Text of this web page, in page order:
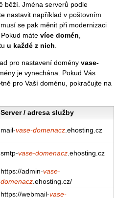
běží. Jména serverů podle
nastavit například v poštovním
se pak měnit při modernizaci
máte více domén
u každé z nich
pro nastavení domény vase-
je vynechána. Pokud Vás
pro Vaší doménu, pokračujte na
Server / adresa služby
mail-vase-domenacz .ehosting.cz
smtp-vase-domenacz .ehosting.cz
https://admin-vase-
domenacz .ehosting.cz/
https://webmail-vase-